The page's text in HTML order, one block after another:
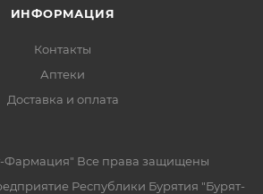
ИНФОРМАЦИЯ
Контакты
Аптеки
Доставка и оплата
Фармация" Все права защищены
Республики Бурятия "Бурят-